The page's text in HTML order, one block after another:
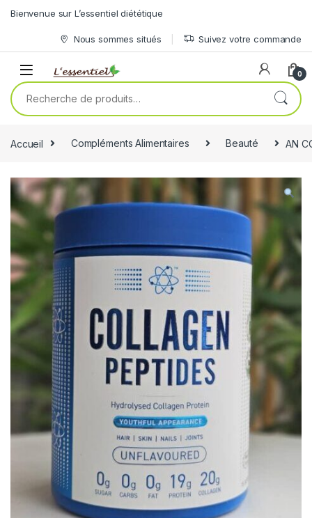
Skip to navigation
Bienvenue sur L’essentiel diététique
Nous sommes situés Suivez votre commande
0
Recherche pour :
Accueil Compléments Alimentaires Beauté AN